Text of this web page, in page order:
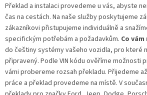
Překlad a instalaci provedeme u vás, abyste
čas na cestách. Na naše služby poskytujeme
zákazníkovi přistupujeme individuálně a
specifickým potřebám a požadavkům. Co
do češtiny systémy vašeho vozidla, pro které
připravený. Podle VIN kódu ověříme možnosti
vámi probereme rozsah překladu. Přijedeme
práce a překlad provedeme na místě. V